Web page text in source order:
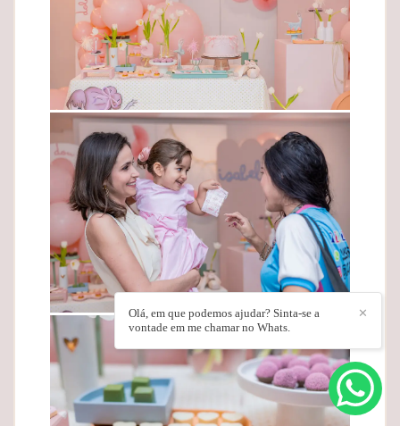
✕
Olá, em que podemos ajudar? Sinta-se a
vontade em me chamar no Whats.